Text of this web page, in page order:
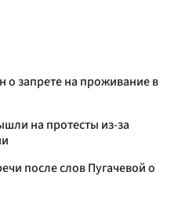
о запрете на проживание в
на протесты из-за
после слов Пугачевой о